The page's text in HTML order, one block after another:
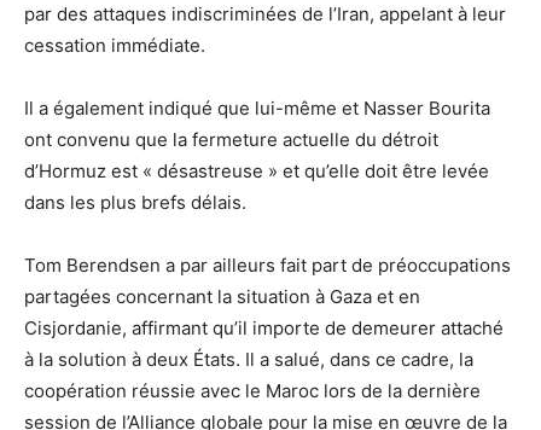
par des attaques indiscriminées de l’Iran, appelant à leur
cessation immédiate.
Il a également indiqué que lui-même et Nasser Bourita
ont convenu que la fermeture actuelle du détroit
d’Hormuz est « désastreuse » et qu’elle doit être levée
dans les plus brefs délais.
Tom Berendsen a par ailleurs fait part de préoccupations
partagées concernant la situation à Gaza et en
Cisjordanie, affirmant qu’il importe de demeurer attaché
à la solution à deux États. Il a salué, dans ce cadre, la
coopération réussie avec le Maroc lors de la dernière
session de l’Alliance globale pour la mise en œuvre de la